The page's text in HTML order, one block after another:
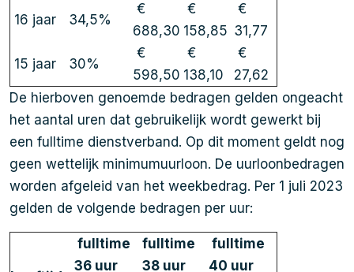
16 jaar 34,5%
€
688,30
€
158,85
€
31,77
15 jaar 30%
€
598,50
€
138,10
€
27,62
De hierboven genoemde bedragen gelden ongeacht
het aantal uren dat gebruikelijk wordt gewerkt bij
een fulltime dienstverband. Op dit moment geldt nog
geen wettelijk minimumuurloon. De uurloonbedragen
worden afgeleid van het weekbedrag. Per 1 juli 2023
gelden de volgende bedragen per uur:
fulltime
36 uur
fulltime
38 uur
fulltime
40 uur